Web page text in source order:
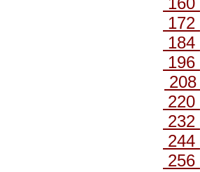
172
184
196
208
220
232
244
256